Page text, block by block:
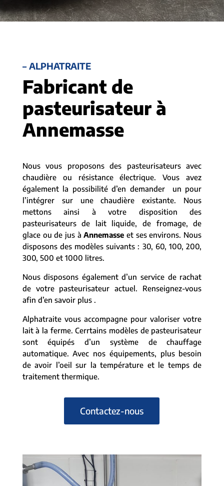
– ALPHATRAITE
Fabricant de
pasteurisateur à
Annemasse
Nous vous proposons des pasteurisateurs avec
chaudière ou résistance électrique. Vous avez
également la possibilité d’en demander un pour
l’intégrer sur une chaudière existante. Nous
mettons ainsi à votre disposition des
pasteurisateurs de lait liquide, de fromage, de
glace ou de jus àAnnemasse et ses environs. Nous
disposons des modèles suivants : 30, 60, 100, 200,
300, 500 et 1000 litres.
Nous disposons également d’un service de rachat
de votre pasteurisateur actuel. Renseignez-vous
afin d’en savoir plus .
Alphatraite vous accompagne pour valoriser votre
lait à la ferme. Cerrtains modèles de pasteurisateur
sont équipés d’un système de chauffage
automatique. Avec nos équipements, plus besoin
de avoir l’oeil sur la température et le temps de
traitement thermique.
Contactez-nous